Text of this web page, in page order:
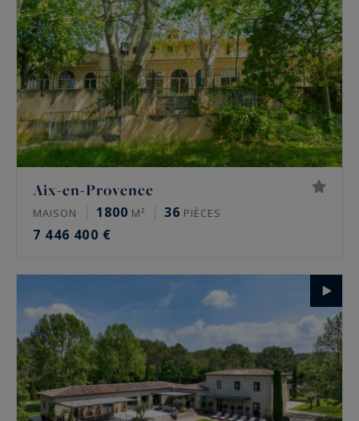
Aix-en-Provence
MAISON 1800 M² 36 PIÈCES
7 446 400 €